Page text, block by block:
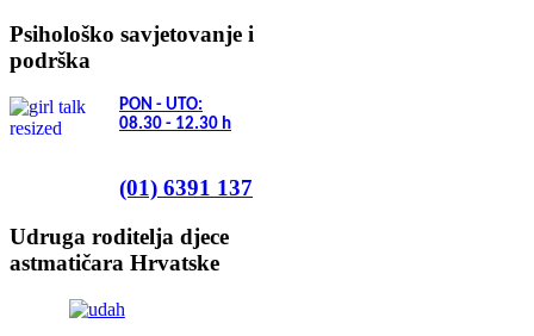
Psihološko savjetovanje i
podrška
PON - UTO:
08.30 - 12.30 h
(01) 6391 137
Udruga roditelja djece
astmatičara Hrvatske